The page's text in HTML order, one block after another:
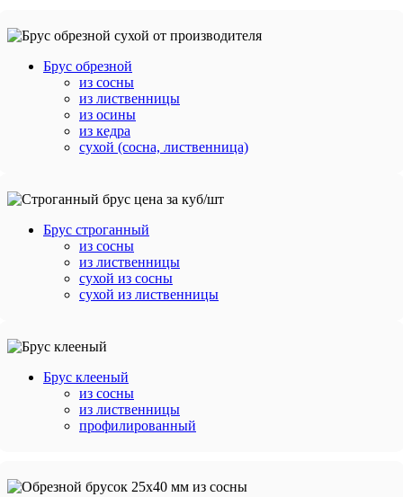
Брус обрезной
из сосны
из лиственницы
из осины
из кедра
сухой (сосна, лиственница)
Брус строганный
из сосны
из лиственницы
сухой из сосны
сухой из лиственницы
Брус клееный
из сосны
из лиственницы
профилированный